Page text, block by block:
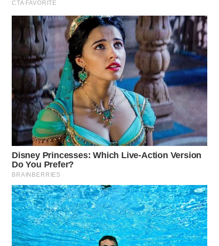
BEKASI
WN
BOGOR
WN
DEPOK
WN
TAPANULI
UTARA
SAMOSIR
WN
PADANG
LAWAS
WN
SUMEDANG